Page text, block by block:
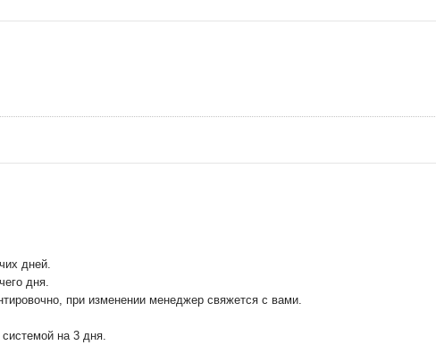
дней.
дня.
при изменении менеджер свяжется с вами.
на 3 дня.